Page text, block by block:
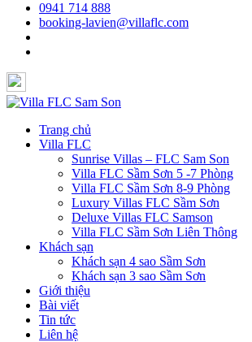
0941 714 888
booking-lavien@villaflc.com
Trang chủ
Villa FLC
Sunrise Villas – FLC Sam Son
Villa FLC Sầm Sơn 5 -7 Phòng
Villa FLC Sầm Sơn 8-9 Phòng
Luxury Villas FLC Sầm Sơn
Deluxe Villas FLC Samson
Villa FLC Sầm Sơn Liên Thông
Khách sạn
Khách sạn 4 sao Sầm Sơn
Khách sạn 3 sao Sầm Sơn
Giới thiệu
Bài viết
Tin tức
Liên hệ